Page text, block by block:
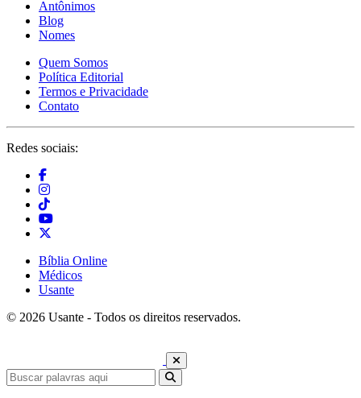
Antônimos
Blog
Nomes
Quem Somos
Política Editorial
Termos e Privacidade
Contato
Redes sociais:
Bíblia Online
Médicos
Usante
© 2026 Usante - Todos os direitos reservados.